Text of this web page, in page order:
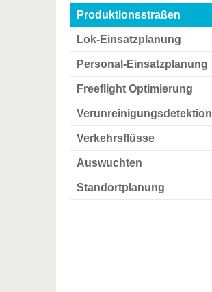
Produktionsstraßen
Lok-Einsatzplanung
Personal-Einsatzplanung
Freeflight Optimierung
Verunreinigungsdetektion
Verkehrsflüsse
Auswuchten
Standortplanung